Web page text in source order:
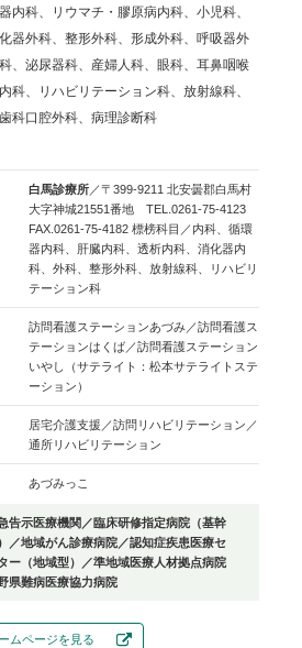
内科、リウマチ・膠原病内科、小児科、
器外科、整形外科、形成外科、呼吸器外
、泌尿器科、産婦人科、眼科、耳鼻咽喉
科、リハビリテーション科、放射線科、
科口腔外科、病理診断科
白馬診療所／〒399-9211 北安曇郡白馬村
大字神城21551番地 TEL.0261-75-4123
FAX.0261-75-4182 標榜科目／内科、循環
器内科、肝臓内科、透析内科、消化器内
科、外科、整形外科、放射線科、リハビリ
テーション科
訪問看護ステーションあづみ／訪問看護ス
テーションはくば／訪問看護ステーション
いやし（サテライト：松本サテライトステ
ーション）
居宅介護支援／訪問リハビリテーション／
通所リハビリテーション
あづみっこ
告示医療機関／臨床研修指定病院（基幹
／地域がん診療病院／認知症疾患医療セ
ー（地域型）／準地域医療人材拠点病院
県難病医療協力病院
ムページを見る